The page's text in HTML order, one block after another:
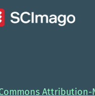
Attribution-